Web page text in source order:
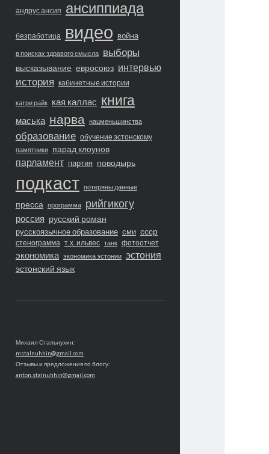
андрус ансип ансиппиада
безработица видео война
в поисках здравого смысла выборы
высказывание евросоюз интервью
история кабинетные истории
катри райк кая каллас книга
маська нарва нацменьшинства
образование обучение эстонскому
памятники парад клоунов
парламент партия поводырь
подкаст потеряны данные
пресса программа рийгикогу
россия русский роман
русскоязычное образование сми ссср
стенограмма т.х. ильвес танк фотоотчет
экономика экономика эстонии эстония
эстонский язык
Михаил Стальнухин:
mstalnuhhin@gmail.com
Отзывы и предложения по блогу:
anton.stalnuhhin@gmail.com